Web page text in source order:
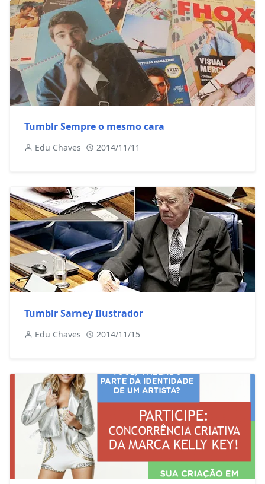
Tumblr Sempre o mesmo cara
Edu Chaves 2014/11/11
Tumblr Sarney Ilustrador
Edu Chaves 2014/11/15